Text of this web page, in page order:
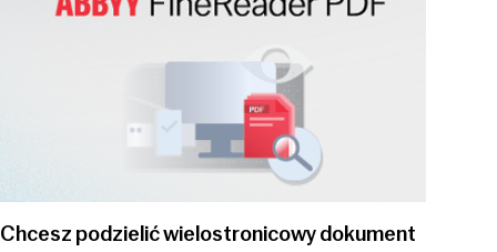
Chcesz podzielić wielostronicowy dokument